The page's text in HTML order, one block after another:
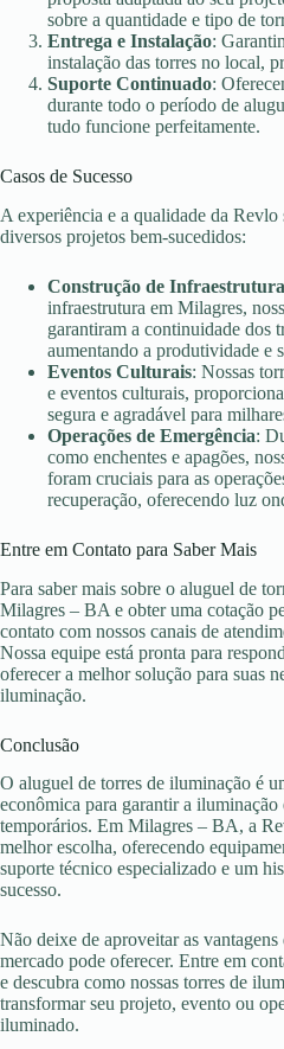
sobre a quantidade e tipo de
Entrega e Instalação:
instalação das torres no local,
Suporte Continuado:
durante todo o período de
tudo funcione perfeitamente.
Casos de Sucesso
A experiência e a qualidade da Revlo
diversos projetos bem-sucedidos:
Construção de Infraestrutura
infraestrutura em Milagres,
garantiram a continuidade dos
aumentando a produtividade e
Eventos Culturais: Nossas
e eventos culturais,
segura e agradável para
Operações de Emergência:
como enchentes e apagões,
foram cruciais para as
recuperação, oferecendo luz
Entre em Contato para Saber Mais
Para saber mais sobre o aluguel de
Milagres – BA e obter uma cotação
contato com nossos canais de
Nossa equipe está pronta para
oferecer a melhor solução para suas
iluminação.
Conclusão
O aluguel de torres de iluminação é
econômica para garantir a
temporários. Em Milagres – BA, a
melhor escolha, oferecendo
suporte técnico especializado e um
sucesso.
Não deixe de aproveitar as
mercado pode oferecer. Entre em
e descubra como nossas torres de
transformar seu projeto, evento ou
iluminado.